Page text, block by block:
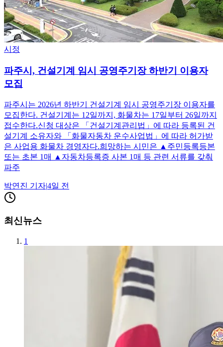
시정
파주시, 건설기계 임시 공영주기장 하반기 이용자
모집
파주시는 2026년 하반기 건설기계 임시 공영주기장 이용자를
모집한다. 건설기계는 12일까지, 화물차는 17일부터 26일까지
접수한다.신청 대상은 「건설기계관리법」에 따라 등록된 건
설기계 소유자와 「화물자동차 운수사업법」에 따라 허가받
은 사업용 화물차 경영자다.희망하는 시민은 ▲주민등록등본
또는 초본 1매 ▲자동차등록증 사본 1매 등 관련 서류를 갖춰
파주
박연진 기자|4일 전
최신뉴스
1